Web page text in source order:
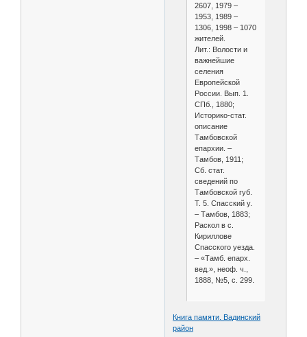
2607, 1979 –
1953, 1989 –
1306, 1998 – 1070
жителей.
Лит.: Волости и
важнейшие
селения
Европейской
России. Вып. 1.
СПб., 1880;
Историко-стат.
описание
Тамбовской
епархии. –
Тамбов, 1911;
Сб. стат.
сведений по
Тамбовской губ.
Т. 5. Спасский у.
– Тамбов, 1883;
Раскол в с.
Кириллове
Спасского уезда.
– «Тамб. епарх.
вед.», неоф. ч.,
1888, №5, с. 299.
Книга памяти. Вадинский
район